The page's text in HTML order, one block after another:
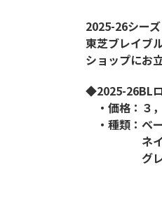
2025-26シー
東芝ブレイブ
ショップにお
◆2025-26BL
・価格：３
・種類：ベ
ネイ
グレ